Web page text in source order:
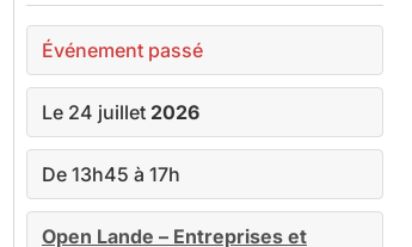
Événement passé
Le 24 juillet 2026
De 13h45 à 17h
Open Lande – Entreprises et